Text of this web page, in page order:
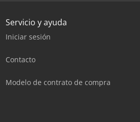
Servicio y ayuda
Iniciar sesión
Contacto
Modelo de contrato de compra